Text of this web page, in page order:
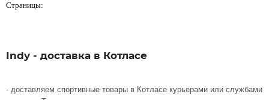
Страницы:
Indy - доставка в Котласе
- доставляем спортивные товары в Котласе курьерами или службами